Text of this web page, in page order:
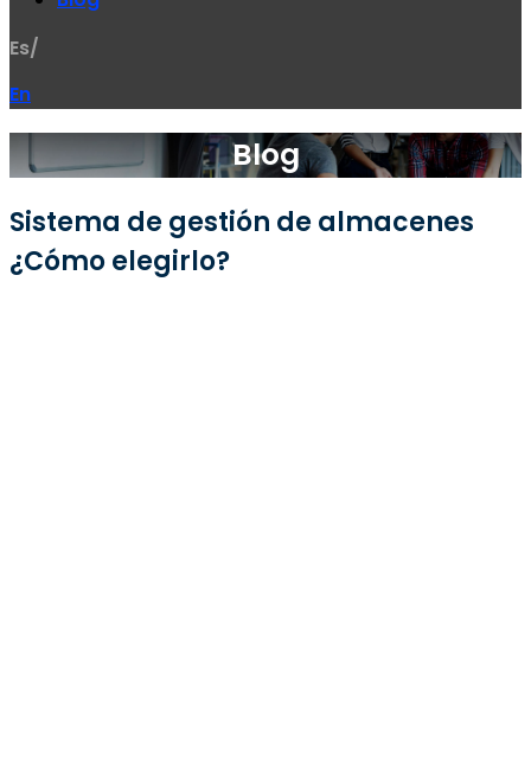
Es/
En
Blog
Sistema de gestión de almacenes
¿Cómo elegirlo?